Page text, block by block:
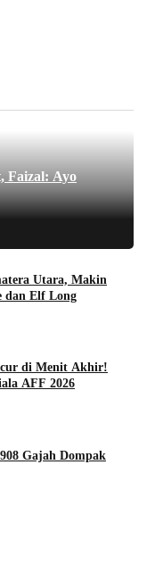
Faizal: Ayo
Utara, Makin
dan Elf Long
di Menit Akhir!
AFF 2026
Gajah Dompak